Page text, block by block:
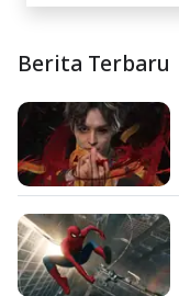
Berita Terbaru